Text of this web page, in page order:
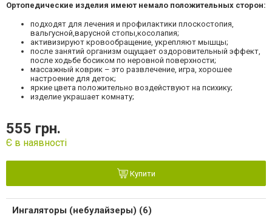
Ортопедические изделия имеют немало положительных сторон:
подходят для лечения и профилактики плоскостопия,
вальгусной,варусной стопы,косолапия;
активизируют кровообращение, укрепляют мышцы;
после занятий организм ощущает оздоровительный эффект,
после ходьбе босиком по неровной поверхности;
массажный коврик – это развлечение, игра, хорошее
настроение для деток;
яркие цвета положительно воздействуют на психику;
изделие украшает комнату;
555 грн.
Є в наявності
Купити
Ингаляторы (небулайзеры) (6)